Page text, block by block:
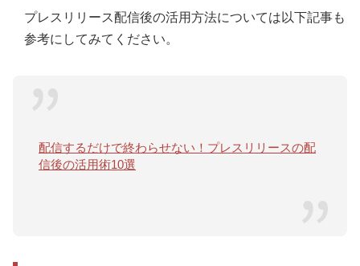
プレスリリース配信後の活用方法については以下記事も
参考にしてみてください。
配信するだけで終わらせない！プレスリリースの配
信後の活用術10選